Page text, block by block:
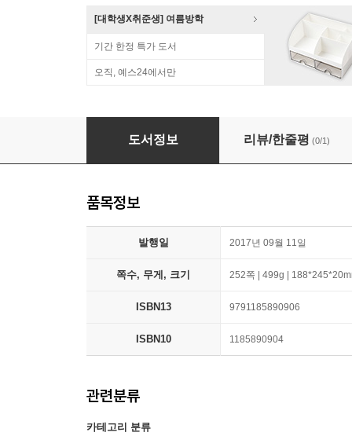
[대학생X취준생] 여름방학
기간 한정 특가 도서
오직, 예스24에서만
그림과 수식으로 배우는 통통 머신러닝
도서정보 리뷰/한줄평 (0/1)
품목정보
발행일 2017년 09월 11일
쪽수, 무게, 크기 252쪽 | 499g |
ISBN13 9791185890906
ISBN10 1185890904
관련분류
카테고리 분류